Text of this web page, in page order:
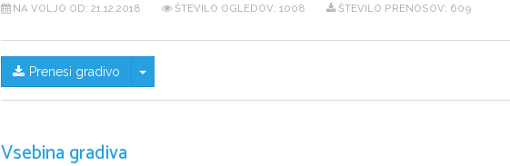
NA VOLJO OD: 21.12.2018 ŠTEVILO OGLEDOV: 1008 ŠTEVILO PRENOSOV: 609
Prenesi gradivo Skrij/prikaži meni
Vsebina gradiva